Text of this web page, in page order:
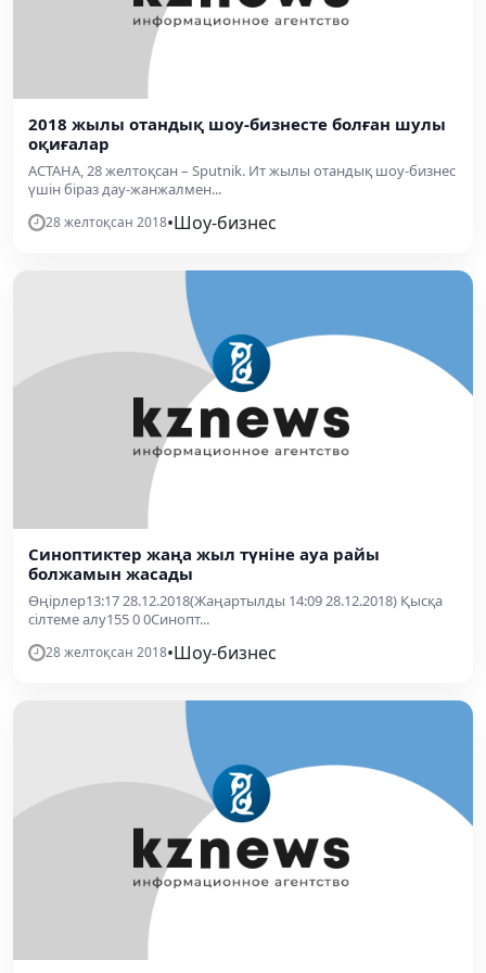
2018 жылы отандық шоу-бизнесте болған шулы
оқиғалар
АСТАНА, 28 желтоқсан – Sputnik. Ит жылы отандық шоу-бизнес
үшін біраз дау-жанжалмен...
28 желтоқсан 2018•Шоу-бизнес
Синоптиктер жаңа жыл түніне ауа райы
болжамын жасады
Өңірлер13:17 28.12.2018(Жаңартылды 14:09 28.12.2018) Қысқа
сілтеме алу155 0 0Синопт...
28 желтоқсан 2018•Шоу-бизнес